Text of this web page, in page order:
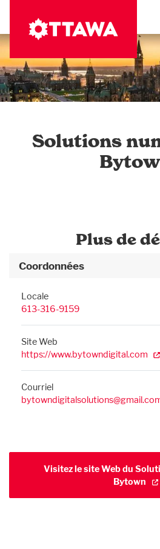
contenu
Solutions
Visitez le site Web du
Bytown
Plus de
Coordonnées
Locale
613-316-9159
Site Web
https://www.bytowndigital.com
Courriel